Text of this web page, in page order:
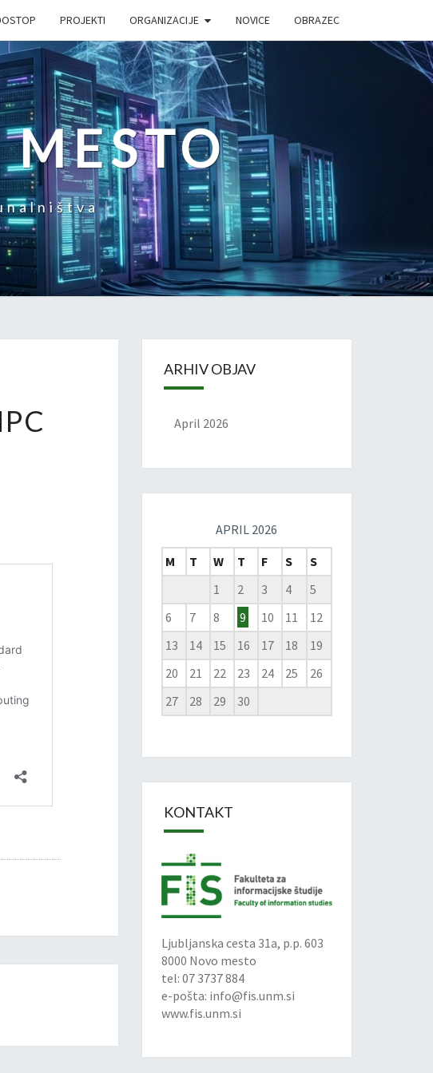
PROJEKTI ORGANIZACIJE NOVICE OBRAZEC
ARHIV OBJAV
April 2026
APRIL 2026
M
T W T F S
S
1
2 3 4
5
6
7 8 9 10 11
12
13
14 15 16 17 18
19
20
21 22 23 24 25
26
27
28 29 30
KONTAKT
Ljubljanska cesta 31a, p.p. 603
8000 Novo mesto
tel: 07 3737 884
e-pošta: info@fis.unm.si
www.fis.unm.si